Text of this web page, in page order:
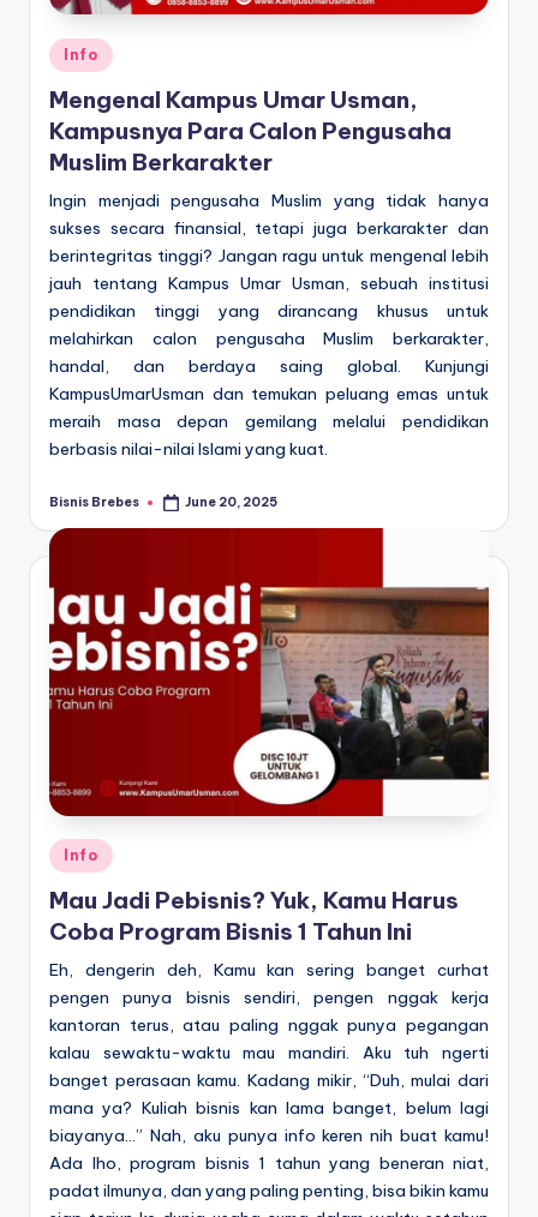
Posted
in
Info
Mengenal Kampus Umar Usman,
Kampusnya Para Calon Pengusaha
Muslim Berkarakter
Ingin menjadi pengusaha Muslim yang tidak hanya
sukses secara finansial, tetapi juga berkarakter dan
berintegritas tinggi? Jangan ragu untuk mengenal lebih
jauh tentang Kampus Umar Usman, sebuah institusi
pendidikan tinggi yang dirancang khusus untuk
melahirkan calon pengusaha Muslim berkarakter,
handal, dan berdaya saing global. Kunjungi
KampusUmarUsman dan temukan peluang emas untuk
meraih masa depan gemilang melalui pendidikan
berbasis nilai-nilai Islami yang kuat.
Posted
Bisnis Brebes June 20, 2025
Posted
in
Info
Mau Jadi Pebisnis? Yuk, Kamu Harus
Coba Program Bisnis 1 Tahun Ini
Eh, dengerin deh, Kamu kan sering banget curhat
pengen punya bisnis sendiri, pengen nggak kerja
kantoran terus, atau paling nggak punya pegangan
kalau sewaktu-waktu mau mandiri. Aku tuh ngerti
banget perasaan kamu. Kadang mikir, “Duh, mulai dari
mana ya? Kuliah bisnis kan lama banget, belum lagi
biayanya…” Nah, aku punya info keren nih buat kamu!
Ada lho, program bisnis 1 tahun yang beneran niat,
padat ilmunya, dan yang paling penting, bisa bikin kamu